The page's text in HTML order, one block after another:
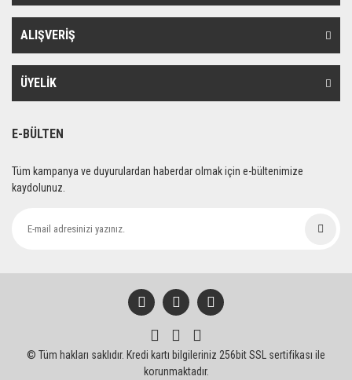
Ürün bilgilerinde hatalar bulunuyor.
Ürün fiyatı diğer sitelerden daha pahalı.
Bu ürüne benzer farklı alternatifler olmalı.
ALIŞVERİŞ
ÜYELİK
E-BÜLTEN
Tüm kampanya ve duyurulardan haberdar olmak için e-bültenimize
kaydolunuz.
© Tüm hakları saklıdır. Kredi kartı bilgileriniz 256bit SSL sertifikası ile
korunmaktadır.